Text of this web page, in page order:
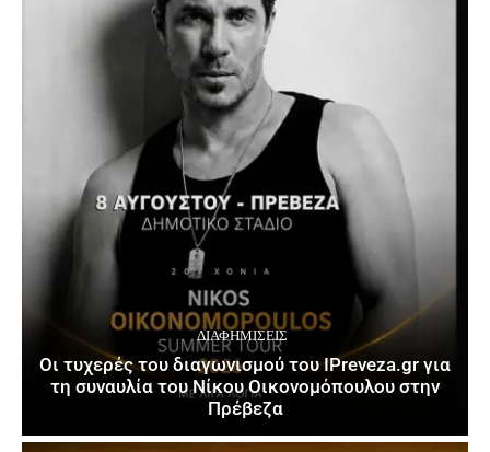
ΔΙΑΦΗΜΊΣΕΙΣ
Οι τυχερές του διαγωνισμού του IPreveza.gr για
τη συναυλία του Νίκου Οικονομόπουλου στην
Πρέβεζα